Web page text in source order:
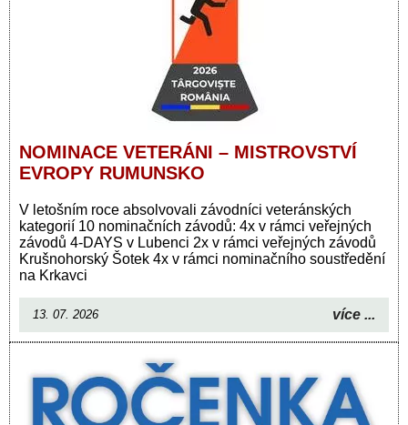
NOMINACE VETERÁNI – MISTROVSTVÍ
EVROPY RUMUNSKO
V letošním roce absolvovali závodníci veteránských
kategorií 10 nominačních závodů: 4x v rámci veřejných
závodů 4-DAYS v Lubenci 2x v rámci veřejných závodů
Krušnohorský Šotek 4x v rámci nominačního soustředění
na Krkavci
13. 07. 2026 více ...